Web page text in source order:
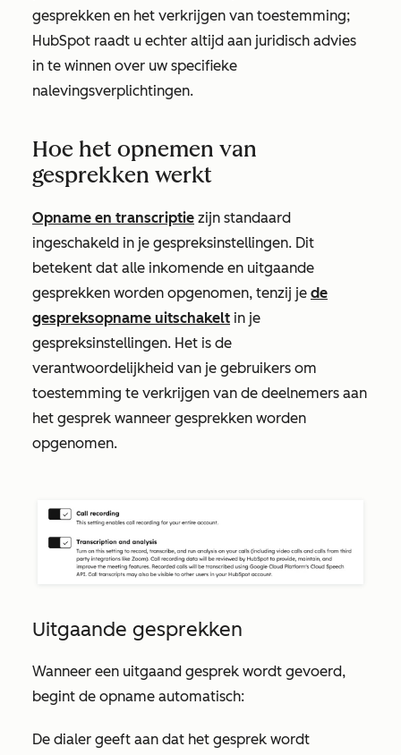
gesprekken en het verkrijgen van toestemming;
HubSpot raadt u echter altijd aan juridisch advies
in te winnen over uw specifieke
nalevingsverplichtingen.
Hoe het opnemen van
gesprekken werkt
Opname en transcriptie zijn standaard
ingeschakeld in je gespreksinstellingen. Dit
betekent dat alle inkomende en uitgaande
gesprekken worden opgenomen, tenzij je de
gespreksopname uitschakelt in je
gespreksinstellingen. Het is de
verantwoordelijkheid van je gebruikers om
toestemming te verkrijgen van de deelnemers aan
het gesprek wanneer gesprekken worden
opgenomen.
Uitgaande gesprekken
Wanneer een uitgaand gesprek wordt gevoerd,
begint de opname automatisch:
De dialer geeft aan dat het gesprek wordt